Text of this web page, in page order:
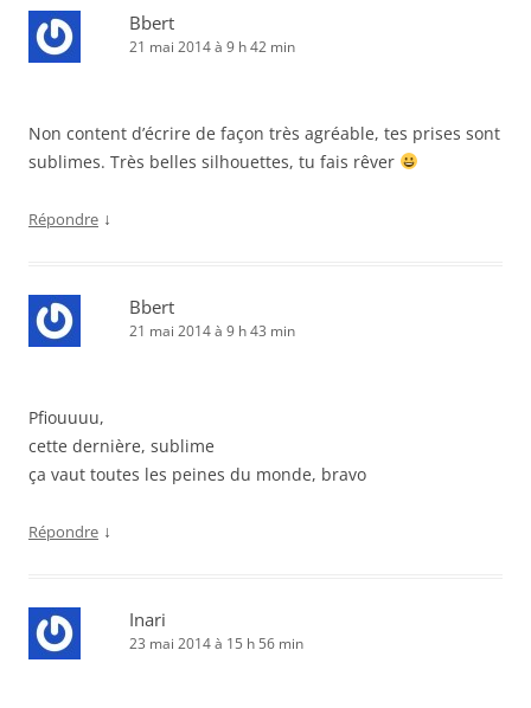
Bbert
21 mai 2014 à 9 h 42 min
Non content d’écrire de façon très agréable, tes prises sont
sublimes. Très belles silhouettes, tu fais rêver
Répondre ↓
Bbert
21 mai 2014 à 9 h 43 min
Pfiouuuu,
cette dernière, sublime
ça vaut toutes les peines du monde, bravo
Répondre ↓
Inari
23 mai 2014 à 15 h 56 min